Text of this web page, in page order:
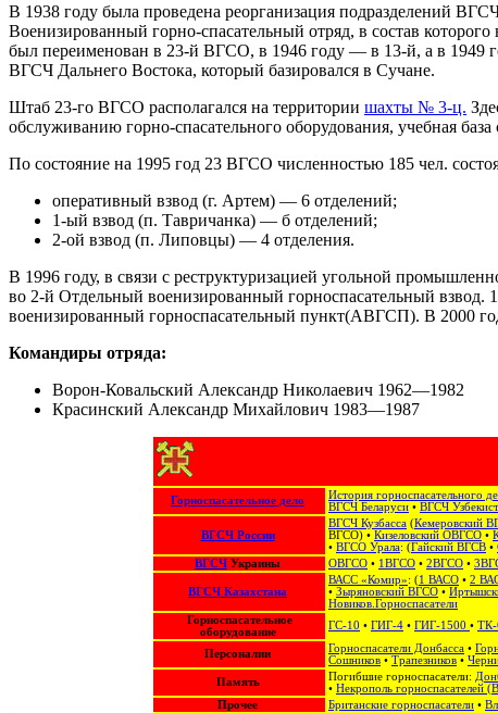
В 1938 году была проведена реорганизация подразделений
Военизированный горно-спасательный отряд, в состав
был переименован в 23-й ВГСО, в 1946 году — в 13-й, а в 1949
ВГСЧ Дальнего Востока, который базировался в Сучане.
Штаб 23-го ВГСО располагался на территории шахты № 3-ц.
обслуживанию горно-спасательного оборудования, учебная
По состояние на 1995 год 23 ВГСО численностью 185 чел.
оперативный взвод (г. Артем) — 6 отделений;
1-ый взвод (п. Тавричанка) — б отделений;
2-ой взвод (п. Липовцы) — 4 отделения.
В 1996 году, в связи с реструктуризацией угольной
во 2-й Отдельный военизированный горноспасательный
военизированный горноспасательный пункт(АВГСП). В 2000
Командиры отряда:
Ворон-Ковальский Александр Николаевич 1962—1982
Красинский Александр Михайлович 1983—1987
Горноспасательное дело История горноспасательного
ВГСЧ Беларуси • ВГСЧ
ВГСЧ России
ВГСЧ Кузбасса (Кемеровский
ВГСО) • Кизеловский ОВГСО •
• ВГСО Урала: (Гайский ВГСВ •
ВГСЧ Украины ОВГСО • 1ВГСО • 2ВГСО •
ВГСЧ Казахстана
ВАСС «Комир»: (1 ВАСО • 2
• Зыряновский ВГСО •
Новиков.Горноспасатели
Горноспасательное
оборудование
ГС-10 • ГИГ-4 • ГИГ-1500 •
Персоналии Горноспасатели Донбасса •
Сошников • Трапезников •
Память
Погибшие горноспасатели:
• Некрополь горноспасателей
Прочее
Британские горноспасатели •